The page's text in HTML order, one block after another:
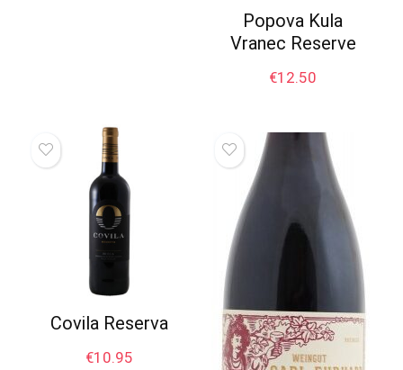
Popova Kula
Vranec Reserve
€12.50
Covila Reserva
€10.95